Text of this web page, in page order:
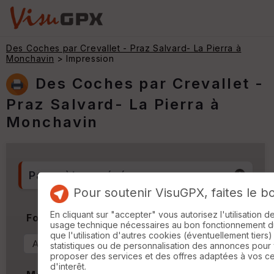
Des Coches par Crevallet - Praz Salvard- La Pierra à
Monchavin > Impression
Des Coches par Crevallet -
Praz Salvard- La Pierra à
Monchavin
Paramètres généraux
Format & Orientation
Pour soutenir VisuGPX, faites le
En cliquant sur "accepter" vous autorisez l'utilisation
usage technique nécessaires au bon fonctionnement
que l'utilisation d'autres cookies (éventuellement
statistiques ou de personnalisation des annonces pour
proposer des services et des offres adaptées à vos
d'interêt.